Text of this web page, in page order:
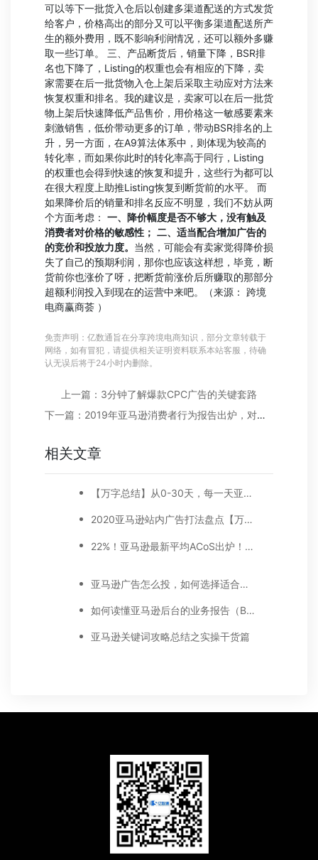
可以等下一批货入仓后以创建多渠道配送的方式发货
给客户，价格高出的部分又可以平衡多渠道配送所产
生的额外费用，既不影响利润情况，还可以额外多赚
取一些订单。 三、产品断货后，销量下降，BSR排
名也下降了，Listing的权重也会有相应的下降，卖
家需要在后一批货物入仓上架后采取主动应对方法来
恢复权重和排名。我的建议是，卖家可以在后一批货
物上架后快速降低产品售价，用价格这一敏感要素来
刺激销售，低价带动更多的订单，带动BSR排名的上
升，另一方面，在A9算法体系中，则体现为较高的
转化率，而如果你此时的转化率高于同行，Listing
的权重也会得到快速的恢复和提升，这些行为都可以
在很大程度上助推Listing恢复到断货前的水平。 而
如果降价后的销量和排名反应不明显，我们不妨从两
个方面考虑： 一、降价幅度是否不够大，没有触及
消费者对价格的敏感性； 二、适当配合增加广告的
的竞价和投放力度。 当然，可能会有卖家觉得降价损
失了自己的预期利润，那你也应该这样想，毕竟，断
货前你也涨价了呀，把断货前涨价后所赚取的那部分
超额利润投入到现在的运营中来吧。（来源： 跨境
电商赢商荟 ）
免责声明：亿数通旨在分享跨境电商知识，部分文章转载于
网络，如有冒犯，请提供相关证明资料联系本站客服，待确
认无误后将于24小时内删除。
上一篇：3分钟了解爆款CPC广告的关键套路
下一篇：2019年亚马逊消费者行为报告出炉，对亚马逊广告的接受度居然这么高
相关文章
【万字总结】从0-30天，每一天亚马逊广告打造技巧真实案例细节分享
2020亚马逊站内广告打法盘点【万字好文】
22%！亚马逊最新平均ACoS出炉！这三步做好，ACoS优化差不了！
亚马逊广告怎么投，如何选择适合你的广告模式？
如何读懂亚马逊后台的业务报告（Business report)
亚马逊关键词攻略总结之实操干货篇